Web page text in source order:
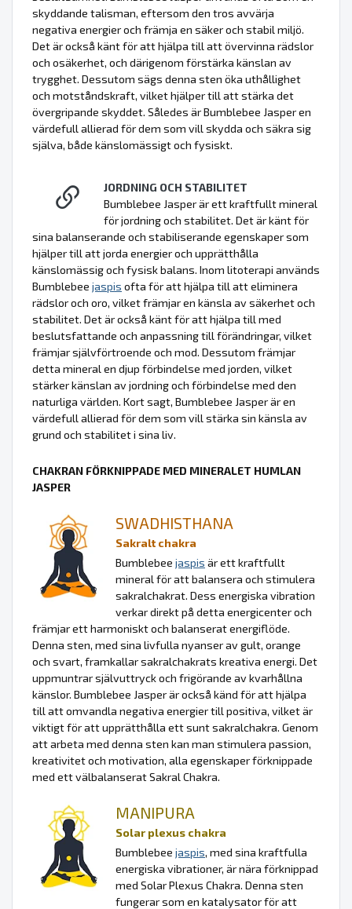
skyddande talisman, eftersom den tros avvärja
negativa energier och främja en säker och stabil miljö.
Det är också känt för att hjälpa till att övervinna rädslor
och osäkerhet, och därigenom förstärka känslan av
trygghet. Dessutom sägs denna sten öka uthållighet
och motståndskraft, vilket hjälper till att stärka det
övergripande skyddet. Således är Bumblebee Jasper en
värdefull allierad för dem som vill skydda och säkra sig
själva, både känslomässigt och fysiskt.
JORDNING OCH STABILITET
Bumblebee Jasper är ett kraftfullt mineral
för jordning och stabilitet. Det är känt för
sina balanserande och stabiliserande egenskaper som
hjälper till att jorda energier och upprätthålla
känslomässig och fysisk balans. Inom litoterapi används
Bumblebee jaspis ofta för att hjälpa till att eliminera
rädslor och oro, vilket främjar en känsla av säkerhet och
stabilitet. Det är också känt för att hjälpa till med
beslutsfattande och anpassning till förändringar, vilket
främjar självförtroende och mod. Dessutom främjar
detta mineral en djup förbindelse med jorden, vilket
stärker känslan av jordning och förbindelse med den
naturliga världen. Kort sagt, Bumblebee Jasper är en
värdefull allierad för dem som vill stärka sin känsla av
grund och stabilitet i sina liv.
CHAKRAN FÖRKNIPPADE MED MINERALET HUMLAN
JASPER
SWADHISTHANA
Sakralt chakra
Bumblebee jaspis är ett kraftfullt
mineral för att balansera och stimulera
sakralchakrat. Dess energiska vibration
verkar direkt på detta energicenter och
främjar ett harmoniskt och balanserat energiflöde.
Denna sten, med sina livfulla nyanser av gult, orange
och svart, framkallar sakralchakrats kreativa energi. Det
uppmuntrar självuttryck och frigörande av kvarhållna
känslor. Bumblebee Jasper är också känd för att hjälpa
till att omvandla negativa energier till positiva, vilket är
viktigt för att upprätthålla ett sunt sakralchakra. Genom
att arbeta med denna sten kan man stimulera passion,
kreativitet och motivation, alla egenskaper förknippade
med ett välbalanserat Sakral Chakra.
MANIPURA
Solar plexus chakra
Bumblebee jaspis, med sina kraftfulla
energiska vibrationer, är nära förknippad
med Solar Plexus Chakra. Denna sten
fungerar som en katalysator för att